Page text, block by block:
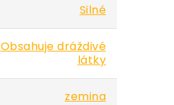
Silné
Obsahuje dráždivé
látky
zemina